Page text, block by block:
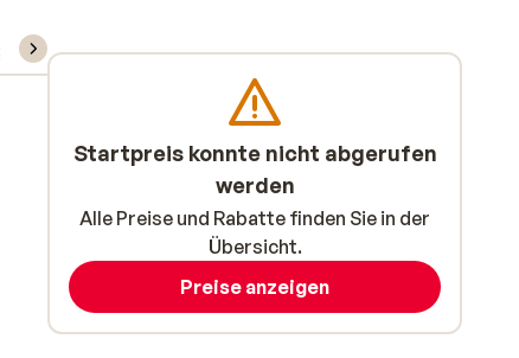
Skipass/Kurse/Material
Startpreis konnte nicht abgerufen
werden
Alle Preise und Rabatte finden Sie in der
Übersicht.
Preise anzeigen